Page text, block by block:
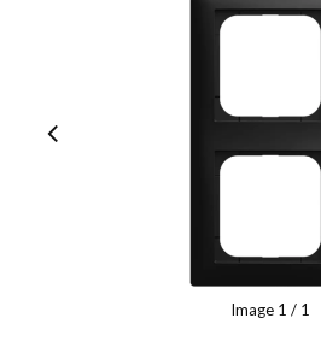
Image 1 / 1